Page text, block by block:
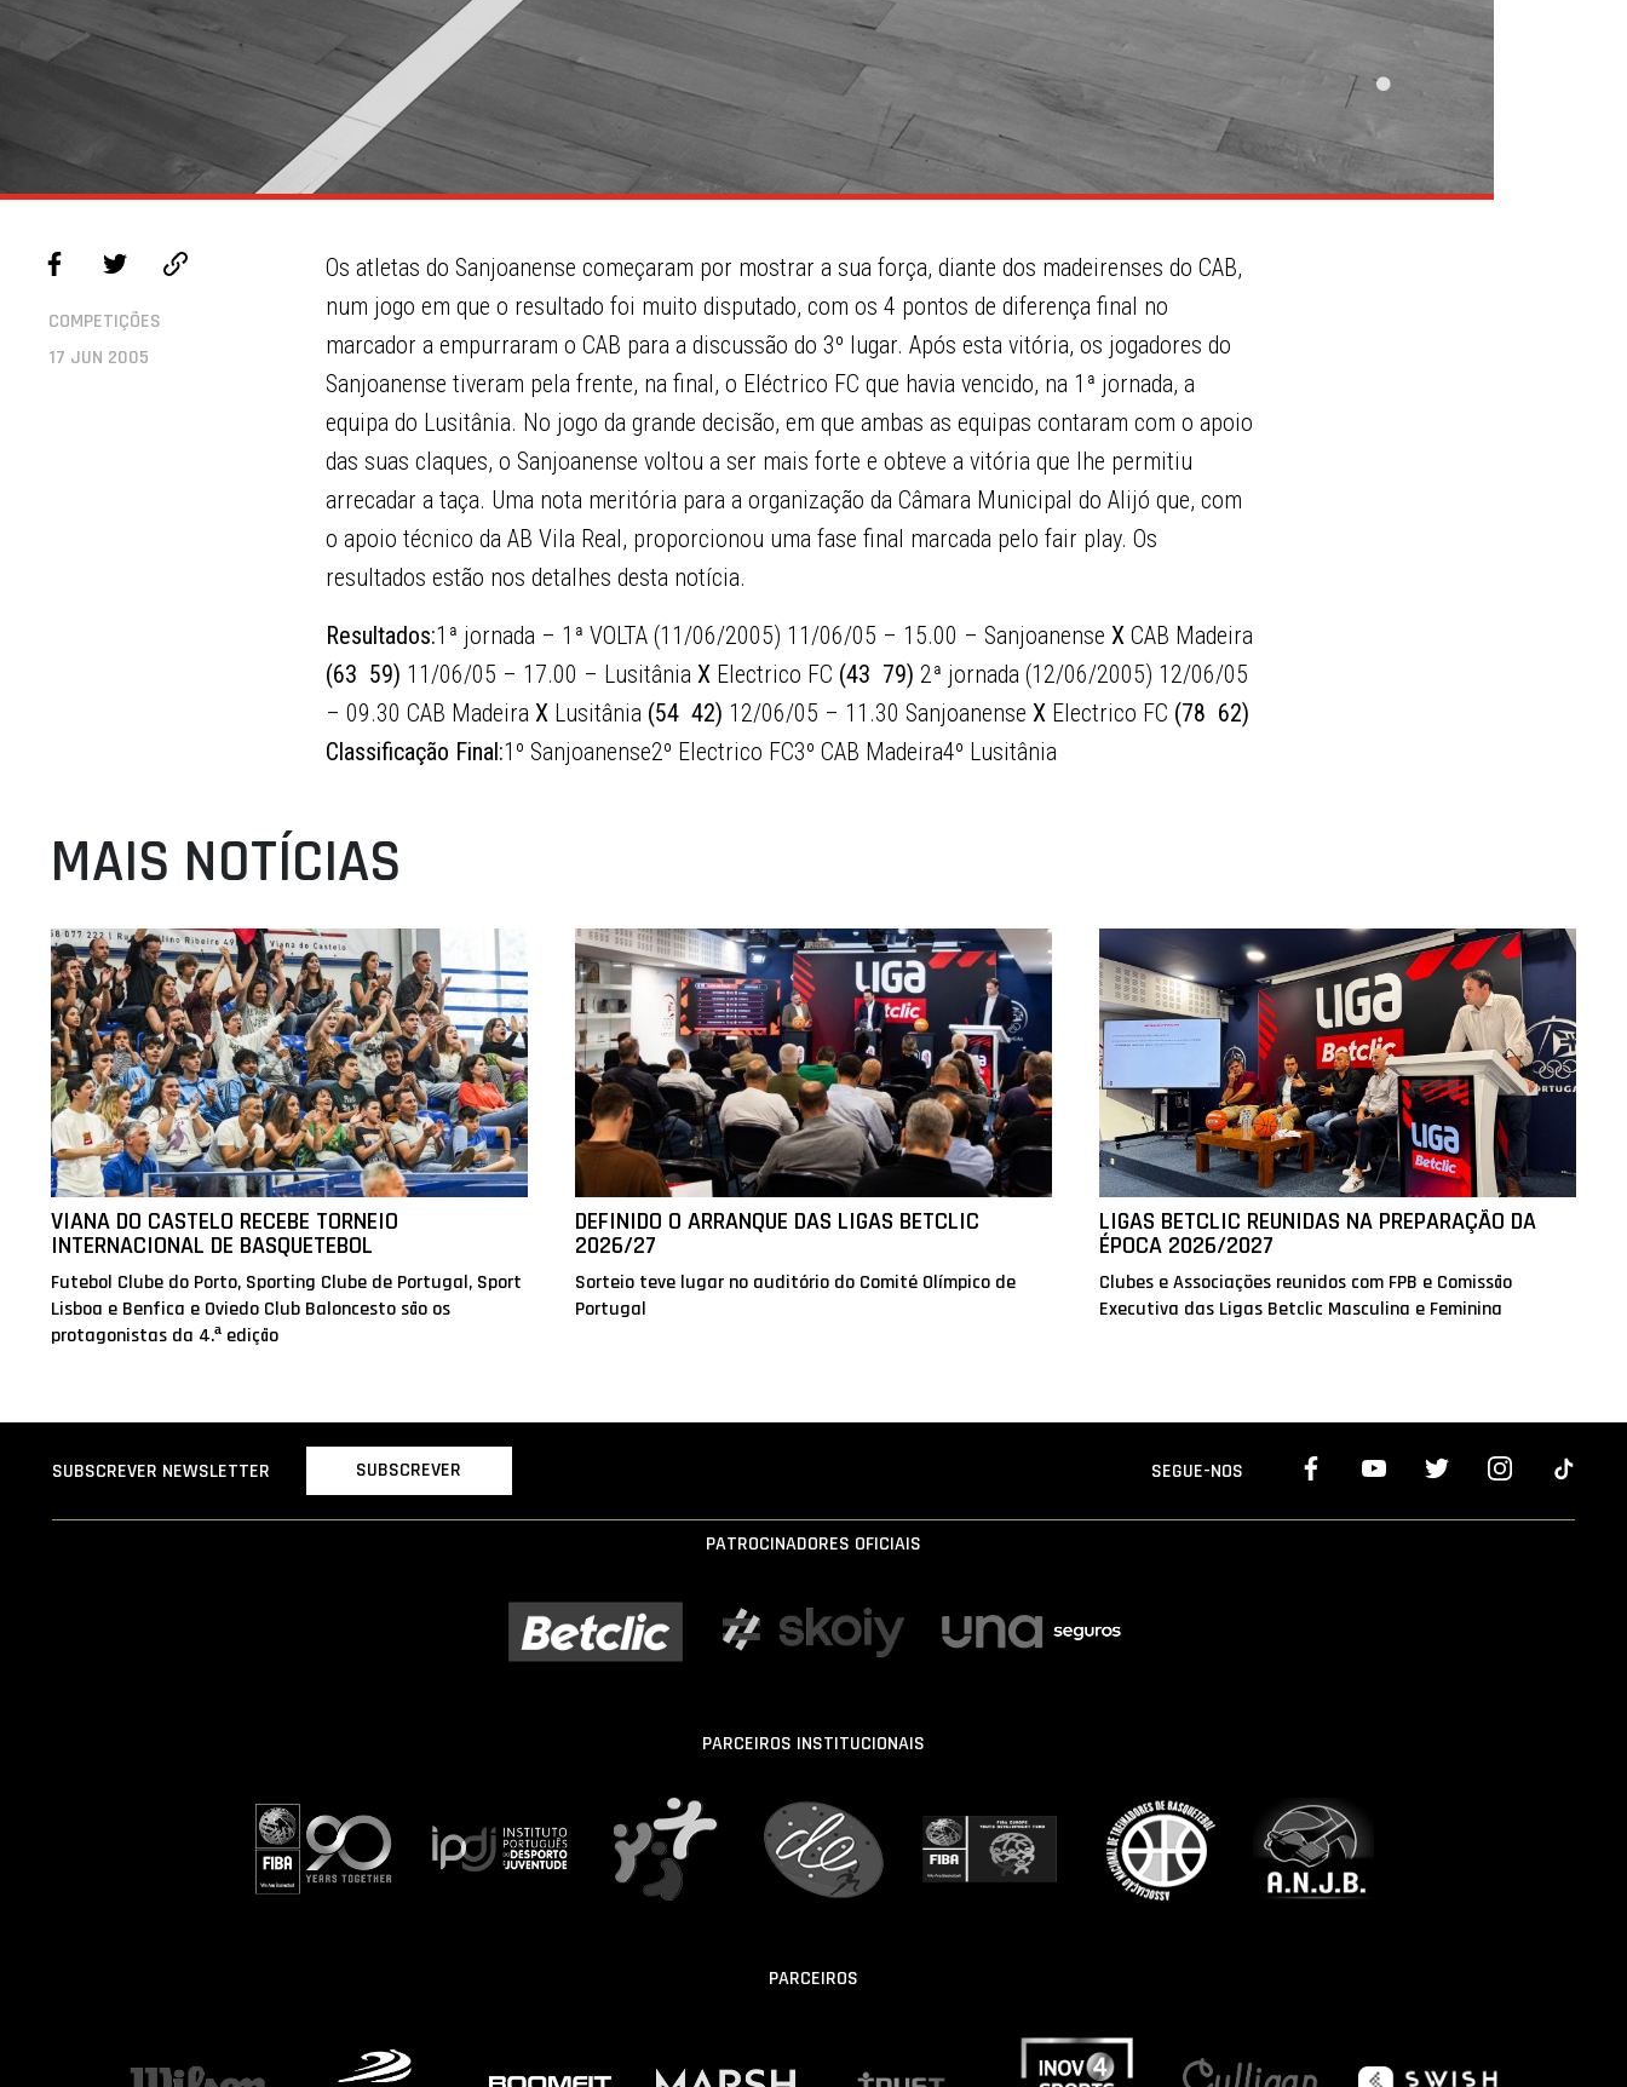
COMPETIÇÕES
17 JUN 2005
Os atletas do Sanjoanense começaram por mostrar a sua força, diante dos madeirenses do CAB,
num jogo em que o resultado foi muito disputado, com os 4 pontos de diferença final no
marcador a empurraram o CAB para a discussão do 3º lugar. Após esta vitória, os jogadores do
Sanjoanense tiveram pela frente, na final, o Eléctrico FC que havia vencido, na 1ª jornada, a
equipa do Lusitânia. No jogo da grande decisão, em que ambas as equipas contaram com o apoio
das suas claques, o Sanjoanense voltou a ser mais forte e obteve a vitória que lhe permitiu
arrecadar a taça. Uma nota meritória para a organização da Câmara Municipal do Alijó que, com
o apoio técnico da AB Vila Real, proporcionou uma fase final marcada pelo fair play. Os
resultados estão nos detalhes desta notícia.
Resultados:1ª jornada – 1ª VOLTA (11/06/2005) 11/06/05 – 15.00 – Sanjoanense X CAB Madeira
(63  59) 11/06/05 – 17.00 – Lusitânia X Electrico FC (43  79) 2ª jornada (12/06/2005) 12/06/05
– 09.30 CAB Madeira X Lusitânia (54  42) 12/06/05 – 11.30 Sanjoanense X Electrico FC (78  62)
Classificação Final:1º Sanjoanense2º Electrico FC3º CAB Madeira4º Lusitânia
MAIS NOTÍCIAS
VIANA DO CASTELO RECEBE TORNEIO
INTERNACIONAL DE BASQUETEBOL
Futebol Clube do Porto, Sporting Clube de Portugal, Sport
Lisboa e Benfica e Oviedo Club Baloncesto são os
protagonistas da 4.ª edição
DEFINIDO O ARRANQUE DAS LIGAS BETCLIC
2026/27
Sorteio teve lugar no auditório do Comité Olímpico de
Portugal
LIGAS BETCLIC REUNIDAS NA PREPARAÇÃO DA
ÉPOCA 2026/2027
Clubes e Associações reunidos com FPB e Comissão
Executiva das Ligas Betclic Masculina e Feminina
SUBSCREVER NEWSLETTER SUBSCREVER SEGUE-NOS
PATROCINADORES OFICIAIS
PARCEIROS INSTITUCIONAIS
PARCEIROS